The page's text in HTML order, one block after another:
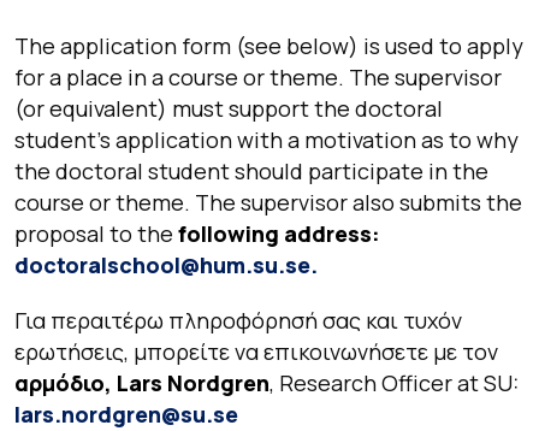
The application form (see below) is used to apply
for a place in a course or theme. The supervisor
(or equivalent) must support the doctoral
student’s application with a motivation as to why
the doctoral student should participate in the
course or theme. The supervisor also submits the
proposal to the following address:
doctoralschool@hum.su.se.
Για περαιτέρω πληροφόρησή σας και τυχόν
ερωτήσεις, μπορείτε να επικοινωνήσετε με τον
αρμόδιο, Lars Nordgren, Research Officer at SU:
lars.nordgren@su.se